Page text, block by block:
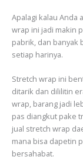
Apalagi kalau Anda
wrap ini jadi makin
pabrik, dan banyak
setiap harinya.
Stretch wrap ini
ditarik dan dililitin
wrap, barang jadi
pas diangkut pake
jual stretch wrap
mana bisa dapetin
bersahabat.